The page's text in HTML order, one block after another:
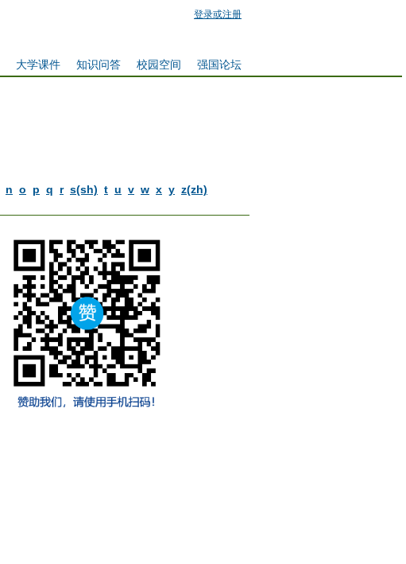
登录或注册
强国论坛
校园空间
知识问答
大学课件
n o p q r s(sh) t u v w x y z(zh)